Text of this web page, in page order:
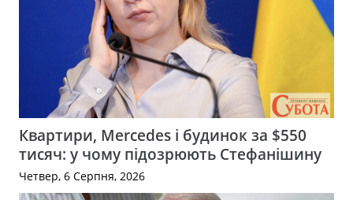
Квартири, Mercedes і будинок за $550
тисяч: у чому підозрюють Стефанішину
Четвер, 6 Серпня, 2026